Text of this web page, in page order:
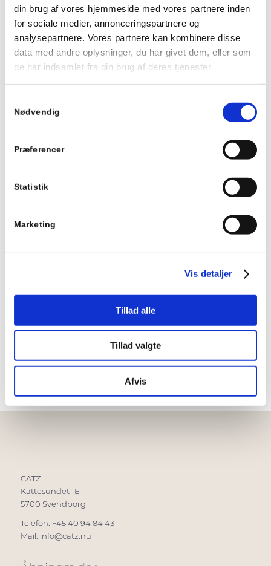
din brug af vores hjemmeside med vores partnere inden
for sociale medier, annonceringspartnere og
analysepartnere. Vores partnere kan kombinere disse
data med andre oplysninger, du har givet dem, eller som
de har indsamlet fra din brug af deres tjenester.
Nødvendig
Præferencer
Statistik
Marketing
Vis detaljer
Tillad alle
Tillad valgte
Afvis
Tilføj til kurv Vis detaljer
Waves beige – halstørklæde
Waves rose – halstørklæde
CATZ
Kattesundet 1E
5700 Svendborg
Telefon: +45 40 94 84 43
Mail: info@catz.nu